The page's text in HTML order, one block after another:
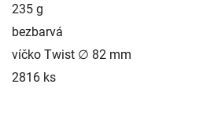
235 g
bezbarvá
víčko Twist ∅ 82 mm
2816 ks